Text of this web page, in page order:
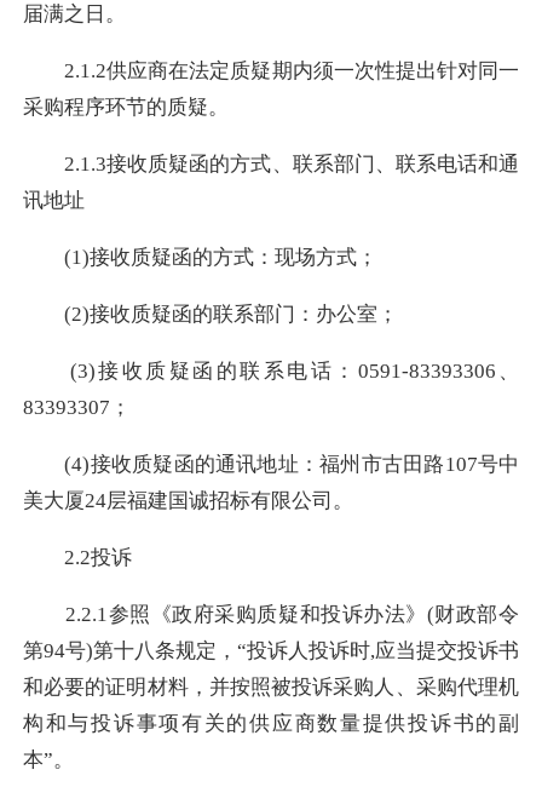
届满之日。
2.1.2供应商在法定质疑期内须一次性提出针对同一
采购程序环节的质疑。
2.1.3接收质疑函的方式、联系部门、联系电话和通
讯地址
(1)接收质疑函的方式：现场方式；
(2)接收质疑函的联系部门：办公室；
(3)接收质疑函的联系电话：0591-83393306、
83393307；
(4)接收质疑函的通讯地址：福州市古田路107号中
美大厦24层福建国诚招标有限公司。
2.2投诉
2.2.1参照《政府采购质疑和投诉办法》(财政部令
第94号)第十八条规定，“投诉人投诉时,应当提交投诉书
和必要的证明材料，并按照被投诉采购人、采购代理机
构和与投诉事项有关的供应商数量提供投诉书的副
本”。